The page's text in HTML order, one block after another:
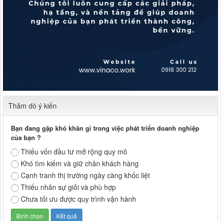
Thăm dò ý kiến
Bạn đang gặp khó khăn gì trong việc phát triển doanh nghiệp
của bạn ?
Thiếu vốn đầu tư mở rộng quy mô
Khó tìm kiếm và giữ chân khách hàng
Cạnh tranh thị trường ngày càng khốc liệt
Thiếu nhân sự giỏi và phù hợp
Chưa tối ưu được quy trình vận hành